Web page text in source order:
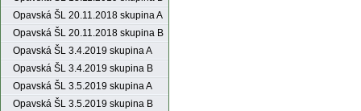
Opavská ŠL 20.11.2018 skupina A
Opavská ŠL 20.11.2018 skupina B
Opavská ŠL 3.4.2019 skupina A
Opavská ŠL 3.4.2019 skupina B
Opavská ŠL 3.5.2019 skupina A
Opavská ŠL 3.5.2019 skupina B